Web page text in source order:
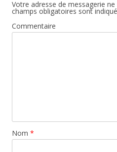
Votre adresse de messagerie ne
champs obligatoires sont
Commentaire
Nom *